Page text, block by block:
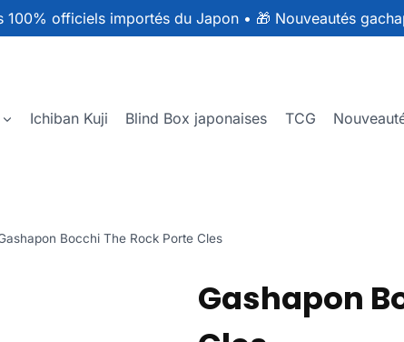
officiels importés du Japon • 🎁 Nouveautés
Ichiban Kuji Blind Box japonaises TCG
Bocchi The Rock Porte Cles
Gashapon